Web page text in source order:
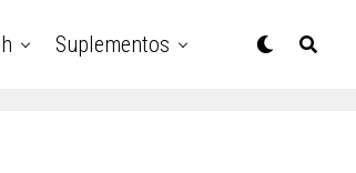
Suplementos